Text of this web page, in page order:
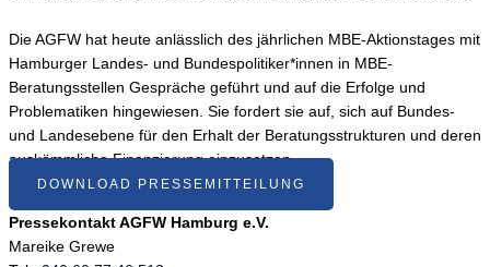
Die AGFW hat heute anlässlich des jährlichen MBE-Aktionstages mit
Hamburger Landes- und Bundespolitiker*innen in MBE-
Beratungsstellen Gespräche geführt und auf die Erfolge und
Problematiken hingewiesen. Sie fordert sie auf, sich auf Bundes-
und Landesebene für den Erhalt der Beratungsstrukturen und deren
auskömmliche Finanzierung einzusetzen.
DOWNLOAD PRESSEMITTEILUNG
Pressekontakt AGFW Hamburg e.V.
Mareike Grewe